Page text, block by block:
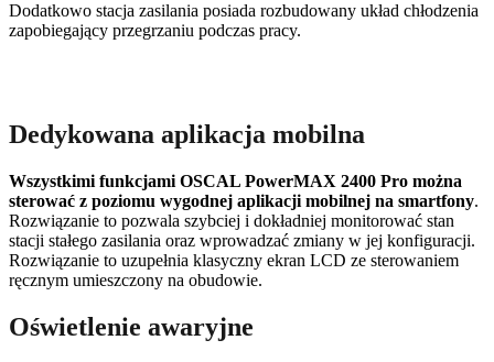
Dodatkowo stacja zasilania posiada rozbudowany układ chłodzenia
zapobiegający przegrzaniu podczas pracy.
Dedykowana aplikacja mobilna
Wszystkimi funkcjami OSCAL PowerMAX 2400 Pro można
sterować z poziomu wygodnej aplikacji mobilnej na smartfony.
Rozwiązanie to pozwala szybciej i dokładniej monitorować stan
stacji stałego zasilania oraz wprowadzać zmiany w jej konfiguracji.
Rozwiązanie to uzupełnia klasyczny ekran LCD ze sterowaniem
ręcznym umieszczony na obudowie.
Oświetlenie awaryjne